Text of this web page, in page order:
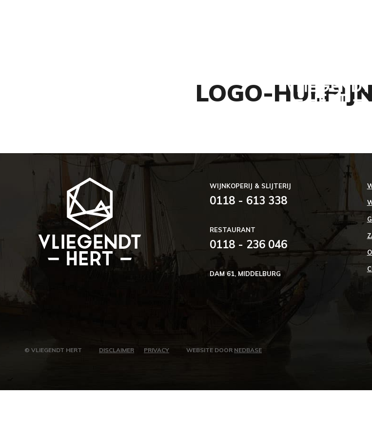
LOGO-
WIJNKOPERIJ & SLIJTERIJ
0118 - 613 338
RESTAURANT
0118 - 236 046
DAM 61, MIDDELBURG
© VLIEGENDT HERT DISCLAIMER PRIVACY WEBSITE DOOR NEDBASE